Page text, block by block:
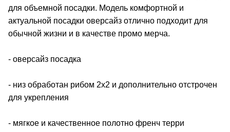
для объемной посадки. Модель комфортной и
актуальной посадки оверсайз отлично подходит для
обычной жизни и в качестве промо мерча.
- оверсайз посадка
- низ обработан рибом 2х2 и дополнительно отстрочен
для укрепления
- мягкое и качественное полотно френч терри